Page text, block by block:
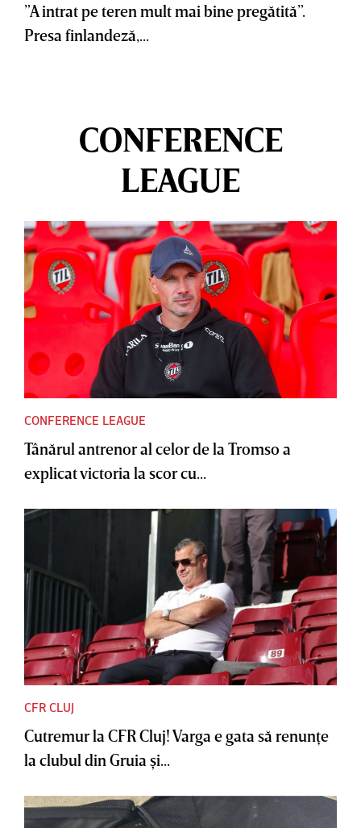
”A intrat pe teren mult mai bine pregătită”.
Presa finlandeză,...
CONFERENCE
LEAGUE
CONFERENCE LEAGUE
Tânărul antrenor al celor de la Tromso a
explicat victoria la scor cu...
CFR CLUJ
Cutremur la CFR Cluj! Varga e gata să renunţe
la clubul din Gruia şi...